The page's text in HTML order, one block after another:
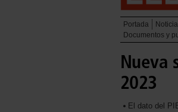
Portada
Documentos y
Nueva
2023
El dato del